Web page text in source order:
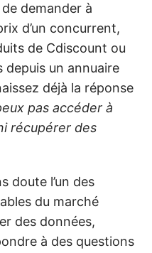
demander à
d’un concurrent,
de Cdiscount ou
un annuaire
déjà la réponse
pas accéder à
récupérer des
doute l’un des
du marché
des données,
à des questions